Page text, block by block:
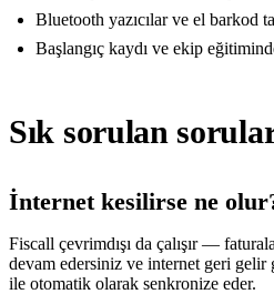
Bluetooth yazıcılar ve el barkod
Başlangıç kaydı ve ekip
Sık sorulan
İnternet kesilirse ne
Fiscall çevrimdışı da çalışır —
devam edersiniz ve internet geri gelir
ile otomatik olarak senkronize eder.